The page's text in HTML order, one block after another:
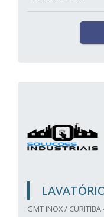
GMT INOX / CURITIBA